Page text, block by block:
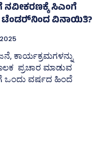
ನವೀಕರಣಕ್ಕೆ ಸಿಎಂಗೆ
ಟೆಂಡರ್‍‌ನಿಂದ ವಿನಾಯಿತಿ?
ಕಾರ್ಯಕ್ರಮಗಳನ್ನು
ಪ್ರಚಾರ ಮಾಡುವ
ಒಂದು ವರ್ಷದ ಹಿಂದೆ